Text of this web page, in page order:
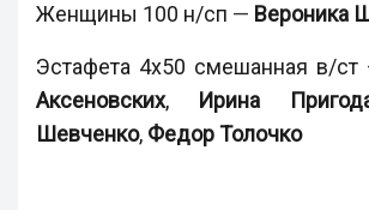
Женщины 100 н/сп — Вероника
Эстафета 4х50 смешанная в/ст
Аксеновских, Ирина
Шевченко, Федор Толочко